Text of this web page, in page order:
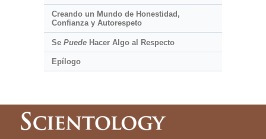
Creando un Mundo de Honestidad,
Confianza y Autorespeto
Se PuedeHacer Algo al Respecto
Epílogo